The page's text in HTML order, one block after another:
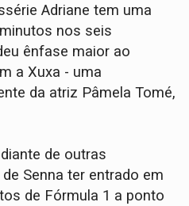
Adriane tem uma
nos seis
ênfase maior ao
a Xuxa - uma
da atriz Pâmela Tomé,
de outras
Senna ter entrado em
de Fórmula 1 a ponto